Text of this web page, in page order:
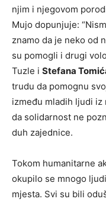
njim i njegovom
Mujo dopunjuje:
znamo da je neko od
su pomogli i drugi
Tuzle i Stefana
trudu da pomognu
između mladih ljudi
da solidarnost ne
duh zajednice.
Tokom humanitarne
okupilo se mnogo
mjesta. Svi su bili